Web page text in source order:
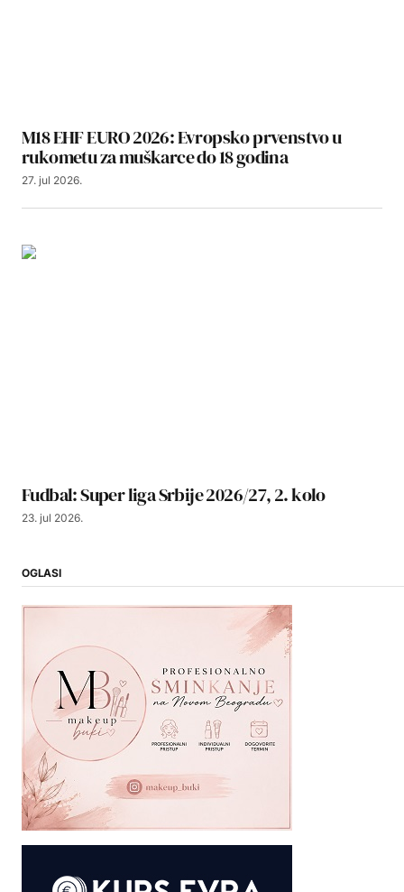
M18 EHF EURO 2026: Evropsko prvenstvo u
rukometu za muškarce do 18 godina
27. jul 2026.
Fudbal: Super liga Srbije 2026/27, 2. kolo
23. jul 2026.
OGLASI